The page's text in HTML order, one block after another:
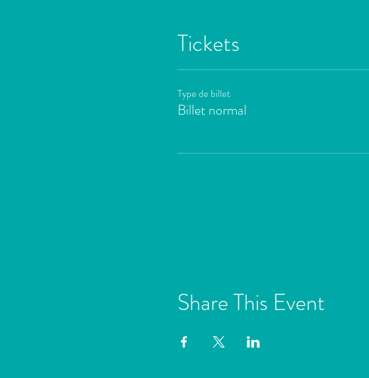
Tickets
Type de billet
Billet normal
Share This Event